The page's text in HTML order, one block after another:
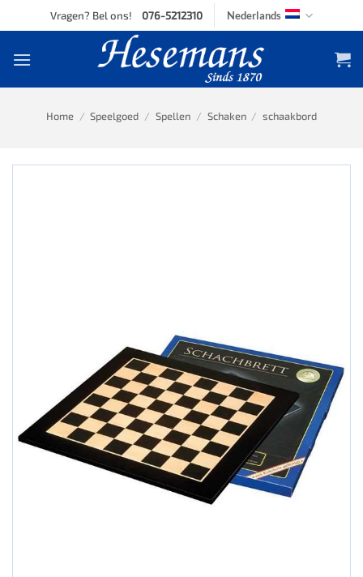
to
Vragen? Bel ons! 076-5212310 Nederlands
Home / Speelgoed / Spellen / Schaken / schaakbord